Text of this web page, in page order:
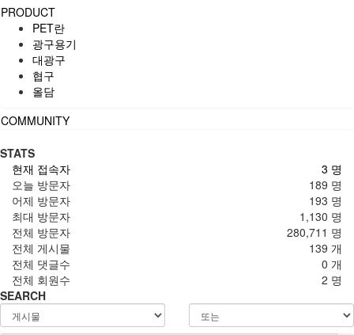
PRODUCT
PET란
광구용기
대광구
협구
올담
COMMUNITY
STATS
3 명
현재 접속자
189 명
오늘 방문자
193 명
어제 방문자
1,130 명
최대 방문자
280,711 명
전체 방문자
139 개
전체 게시물
0 개
전체 댓글수
2 명
전체 회원수
SEARCH